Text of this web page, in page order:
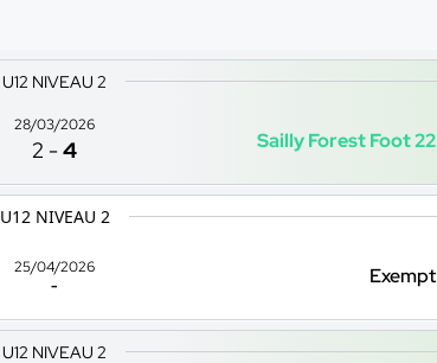
U12 NIVEAU 2
28/03/2026
2 -4 Sailly Forest Foot 22
U12 NIVEAU 2
25/04/2026
-
Exempt
U12 NIVEAU 2